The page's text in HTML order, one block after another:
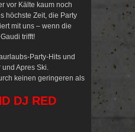
vor Kälte kaum noch
höchste Zeit, die Party
mit uns – wenn die
trifft!
Party-Hits und
Apres Ski.
keinen geringeren als
DJ RED